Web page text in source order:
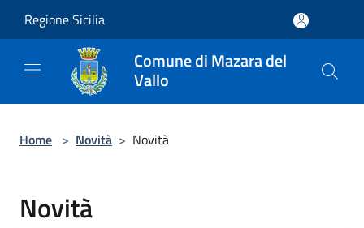
Regione Sicilia
Comune di Mazara del
Vallo
Home > Novità > Novità
Novità